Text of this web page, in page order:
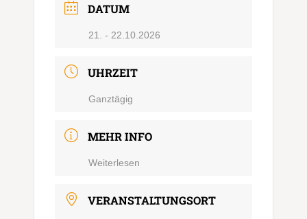
DATUM
21. - 22.10.2026
UHRZEIT
Ganztägig
MEHR INFO
Weiterlesen
VERANSTALTUNGSORT